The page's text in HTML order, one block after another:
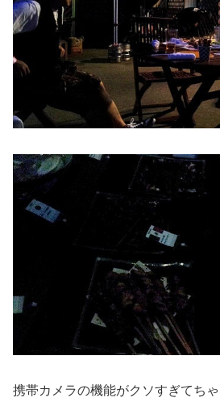
携帯カメラの機能がクソすぎてちゃ